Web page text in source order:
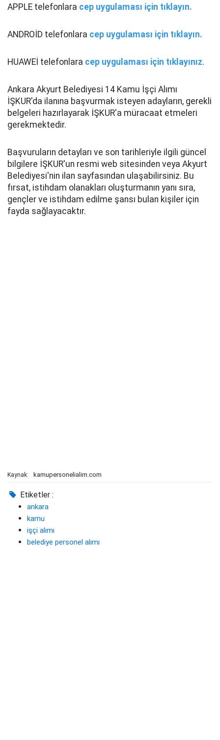
APPLE telefonlara cep uygulaması için tıklayın.
ANDROİD telefonlara cep uygulaması için tıklayın.
HUAWEİ telefonlara cep uygulaması için tıklayınız.
Ankara Akyurt Belediyesi 14 Kamu İşçi Alımı
İŞKUR'da ilanına başvurmak isteyen adayların, gerekli
belgeleri hazırlayarak İŞKUR'a müracaat etmeleri
gerekmektedir.
Başvuruların detayları ve son tarihleriyle ilgili güncel
bilgilere İŞKUR'un resmi web sitesinden veya Akyurt
Belediyesi'nin ilan sayfasından ulaşabilirsiniz. Bu
fırsat, istihdam olanakları oluşturmanın yanı sıra,
gençler ve istihdam edilme şansı bulan kişiler için
fayda sağlayacaktır.
Kaynak: kamupersonelialim.com
Etiketler :
ankara
kamu
işçi alımı
belediye personel alımı